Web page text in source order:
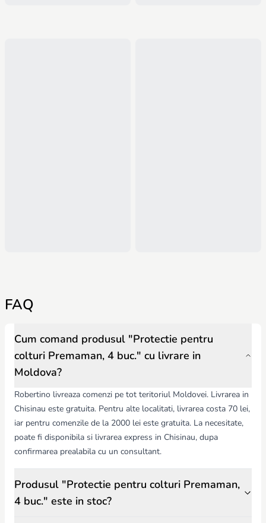
FAQ
Cum comand produsul "Protectie pentru
colturi Premaman, 4 buc." cu livrare in
Moldova?
Robertino livreaza comenzi pe tot teritoriul Moldovei. Livrarea in
Chisinau este gratuita. Pentru alte localitati, livrarea costa 70 lei,
iar pentru comenzile de la 2000 lei este gratuita. La necesitate,
poate fi disponibila si livrarea express in Chisinau, dupa
confirmarea prealabila cu un consultant.
Produsul "Protectie pentru colturi Premaman,
4 buc." este in stoc?